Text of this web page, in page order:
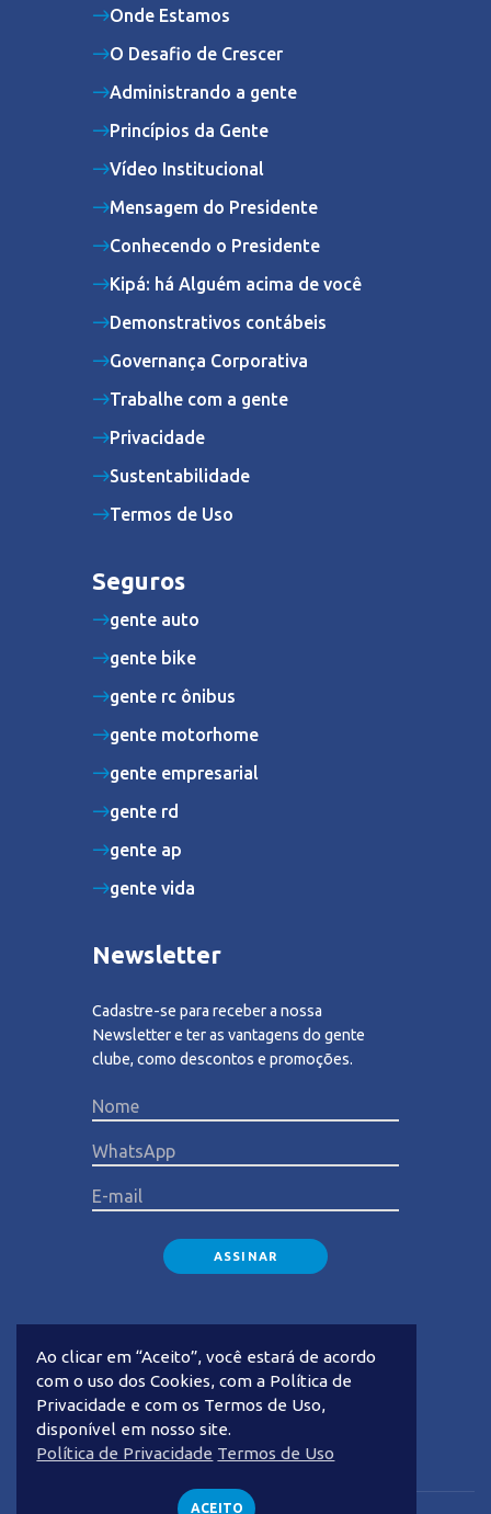
Onde Estamos
O Desafio de Crescer
Administrando a gente
Princípios da Gente
Vídeo Institucional
Mensagem do Presidente
Conhecendo o Presidente
Kipá: há Alguém acima de você
Demonstrativos contábeis
Governança Corporativa
Trabalhe com a gente
Privacidade
Sustentabilidade
Termos de Uso
Seguros
gente auto
gente bike
gente rc ônibus
gente motorhome
gente empresarial
gente rd
gente ap
gente vida
Newsletter
Cadastre-se para receber a nossa
Newsletter e ter as vantagens do gente
clube, como descontos e promoções.
Privacidade Termos de Uso
Ao clicar em “Aceito”, você estará de acordo
com o uso dos Cookies, com a Política de
Privacidade e com os Termos de Uso,
disponível em nosso site.
Política de Privacidade Termos de Uso
ACEITO